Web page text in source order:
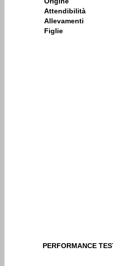
Attendibilità
Allevamenti
Figlie
PERFORMANCE